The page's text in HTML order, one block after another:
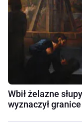
Wbił żelazne
wyznaczył